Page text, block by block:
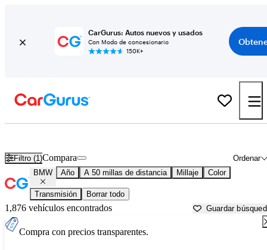
CarGurus: Autos nuevos y usados
Con Modo de concesionario
150K+
Filtro (1) Ordenar
Compara
BMW Año A 50 millas de distancia Millaje Color
Transmisión Borrar todo
1,876 vehículos encontrados Guardar
Compra con precios transparentes.